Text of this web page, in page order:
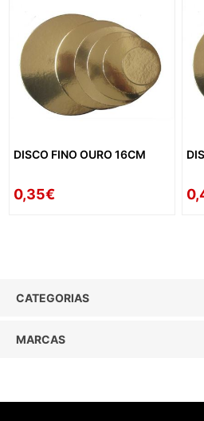
DISCO FINO OURO 16CM
0,35€
CATEGORIAS
MARCAS